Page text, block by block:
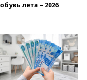
обувь лета – 2026